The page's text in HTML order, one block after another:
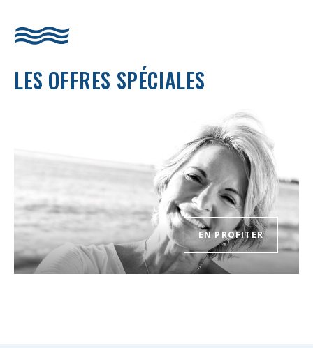
LES OFFRES SPÉCIALES
EN PROFITER